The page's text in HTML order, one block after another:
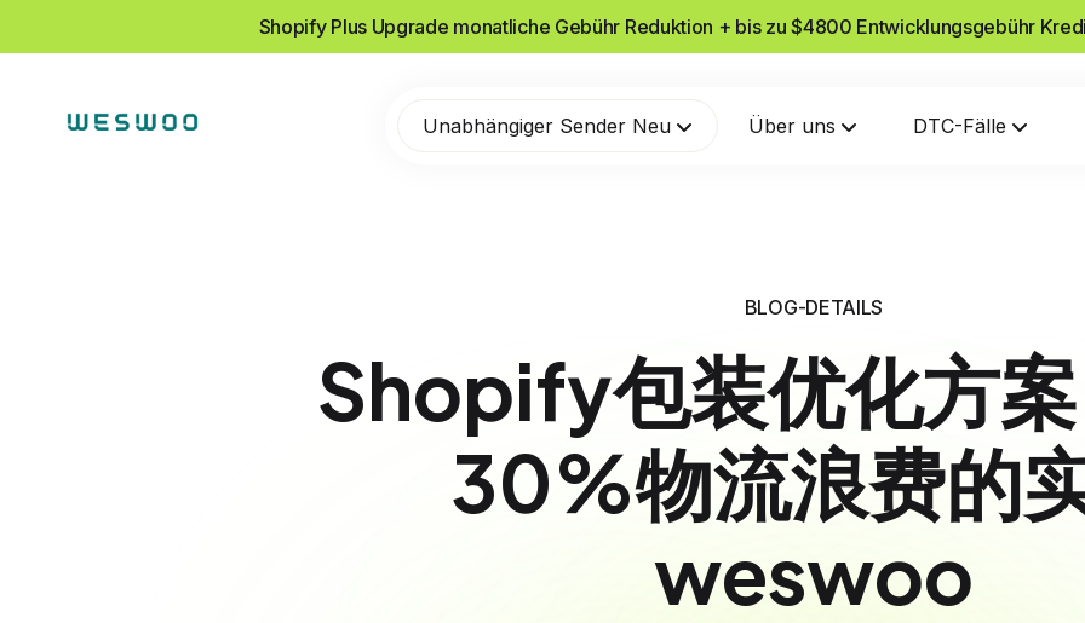
Shopify Plus Upgrade monatliche Gebühr Reduktion + bis zu $4800 Entwicklungsgebühr
Unabhängiger Sender Neu Über uns DTC-Fälle
BLOG-DETAILS
Shopify包装优化方
30%物流浪费的
weswoo